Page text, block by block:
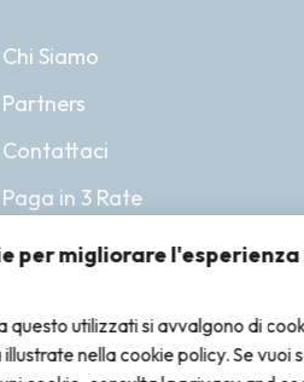
Chi Siamo
Partners
Contattaci
Paga in 3 Rate
per migliorare l'esperienza
questo utilizzati si avvalgono di
nella cookie policy. Se vuoi